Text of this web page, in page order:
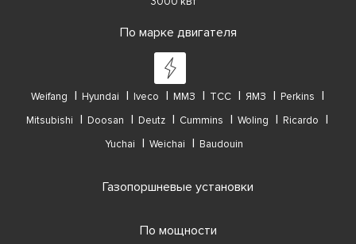
По марке двигателя
Weifang Hyundai Iveco ММЗ ТСС ЯМЗ
Perkins
Mitsubishi
Doosan Deutz Cummins Woling
Ricardo
Yuchai
Weichai Baudouin
Газопоршневые установки
По мощности